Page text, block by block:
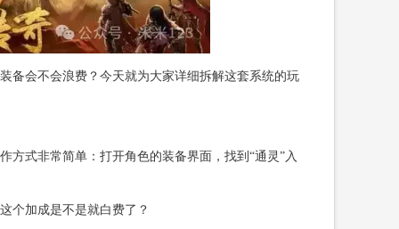
备会不会浪费？今天就为大家详细拆解这套系统的玩
方式非常简单：打开角色的装备界面，找到“通灵”入
个加成是不是就白费了？